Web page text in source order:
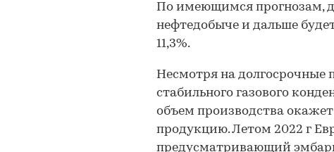
По имеющимся прогнозам,
нефтедобыче и дальше
11,3%.
Несмотря на долгосрочные
стабильного газового
объем производства
продукцию. Летом 2022 г
предусматривающий